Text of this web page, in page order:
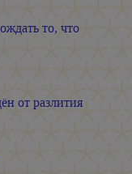
то, что
от разлития